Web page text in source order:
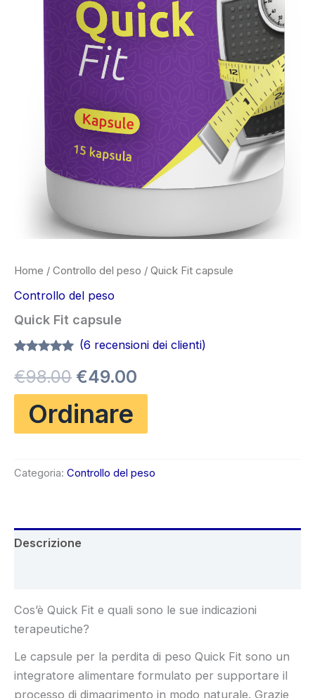
Home / Controllo del peso / Quick Fit capsule
Controllo del peso
Quick Fit capsule
su 5 su
base di
recensioni
(6 recensioni dei clienti)
€98.00 Il
prezzo
originale
€49.00
attuale
Ordinare
Categoria: Controllo del peso
Descrizione
Cos’è Quick Fit e quali sono le sue indicazioni
terapeutiche?
Le capsule per la perdita di peso Quick Fit sono un
integratore alimentare formulato per supportare il
processo di dimagrimento in modo naturale. Grazie